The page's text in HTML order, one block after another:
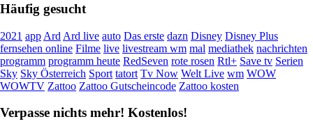
Häufig gesucht
2021 app Ard Ard live auto Das erste dazn Disney Disney Plus
fernsehen online Filme live livestream wm mal mediathek nachrichten
programm programm heute RedSeven rote rosen Rtl+ Save tv Serien
Sky Sky Österreich Sport tatort Tv Now Welt Live wm WOW
WOWTV Zattoo Zattoo Gutscheincode Zattoo kosten
Verpasse nichts mehr! Kostenlos!